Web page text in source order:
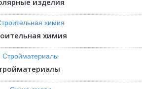
изделия
химия